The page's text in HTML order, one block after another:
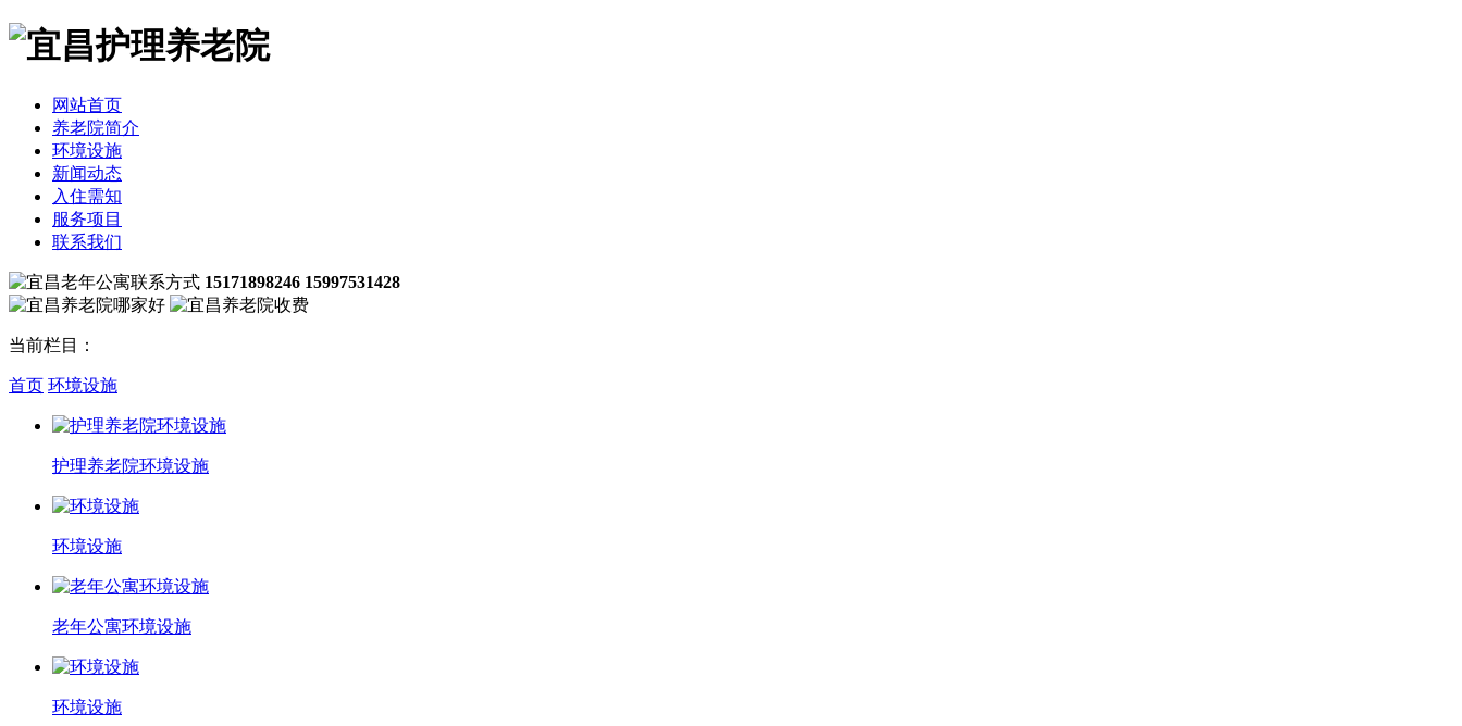
网站首页
养老院简介
环境设施
新闻动态
入住需知
服务项目
联系我们
15171898246 15997531428
当前栏目：
首页 环境设施
护理养老院环境设施
环境设施
老年公寓环境设施
环境设施